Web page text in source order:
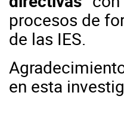
procesos de
de las IES.
en esta